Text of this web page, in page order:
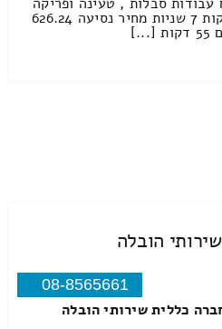
: 1249.18 ₪ / זמן : 26 דקות 7 שניות מחיר נסיעה 626.24
הובלה
08-8565661
כללית שירותי הובלה